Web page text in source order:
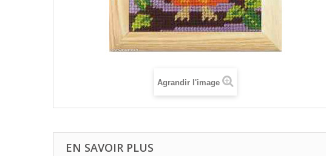
Agrandir l'image
EN SAVOIR PLUS